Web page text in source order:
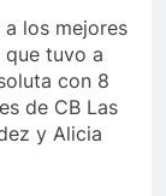
los mejores
tuvo a
con 8
de CB Las
y Alicia